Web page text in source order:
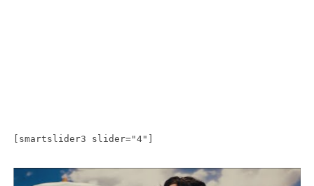
[smartslider3 slider="4"]